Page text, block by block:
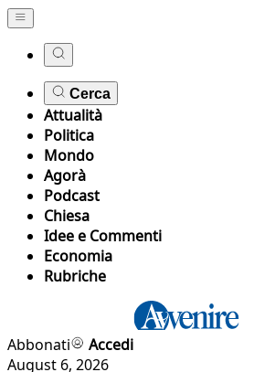
Cerca
Attualità
Politica
Mondo
Agorà
Podcast
Chiesa
Idee e Commenti
Economia
Rubriche
Abbonati
Accedi
August 6, 2026